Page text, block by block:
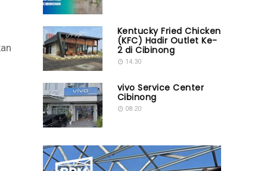
Kentucky Fried Chicken
(KFC) Hadir Outlet Ke-
2 di Cibinong
14.30
vivo Service Center
Cibinong
08.20